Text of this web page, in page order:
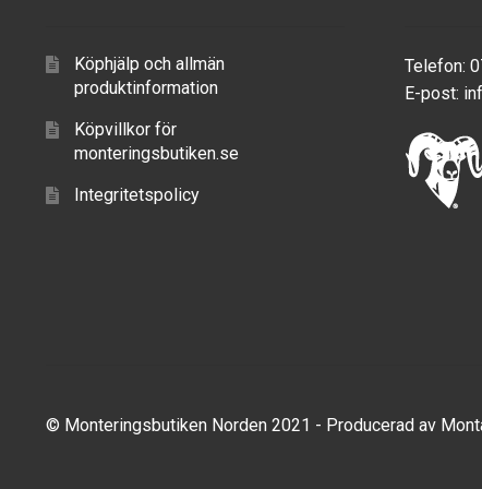
Köphjälp och allmän
produktinformation
Köpvillkor för
monteringsbutiken.se
Integritetspolicy
Telefon:
E-post:
© Monteringsbutiken Norden 2021 - Producerad av